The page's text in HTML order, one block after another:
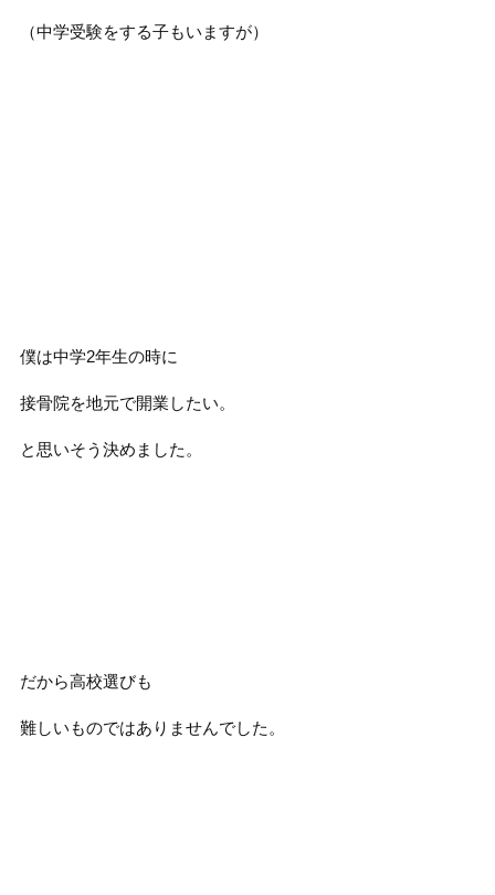
（中学受験をする子もいますが）
僕は中学2年生の時に
接骨院を地元で開業したい。
と思いそう決めました。
だから高校選びも
難しいものではありませんでした。